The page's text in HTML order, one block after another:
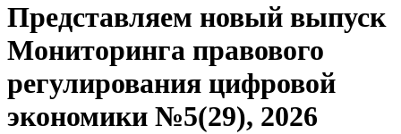
Представляем новый выпуск
Мониторинга правового
регулирования цифровой
экономики №5(29), 2026